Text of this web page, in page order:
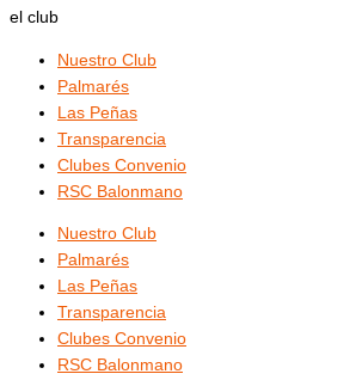
el club
Nuestro Club
Palmarés
Las Peñas
Transparencia
Clubes Convenio
RSC Balonmano
Nuestro Club
Palmarés
Las Peñas
Transparencia
Clubes Convenio
RSC Balonmano